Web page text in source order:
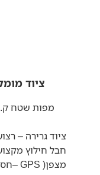
ציוד
ציוד גרירה –
חבל חילוץ
מצפן( GPS –חסר תוכנת שטח ביעד ).